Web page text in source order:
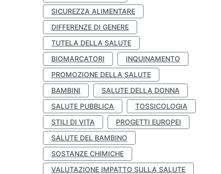
SICUREZZA ALIMENTARE
DIFFERENZE DI GENERE
TUTELA DELLA SALUTE
BIOMARCATORI
INQUINAMENTO
PROMOZIONE DELLA SALUTE
BAMBINI
SALUTE DELLA DONNA
SALUTE PUBBLICA
TOSSICOLOGIA
STILI DI VITA
PROGETTI EUROPEI
SALUTE DEL BAMBINO
SOSTANZE CHIMICHE
VALUTAZIONE IMPATTO SULLA SALUTE